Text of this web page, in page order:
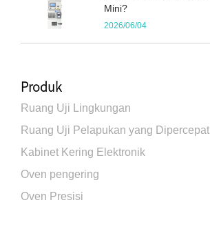
Mini?
2026/06/04
Produk
Ruang Uji Lingkungan
Ruang Uji Pelapukan yang Dipercepat
Kabinet Kering Elektronik
Oven pengering
Oven Presisi